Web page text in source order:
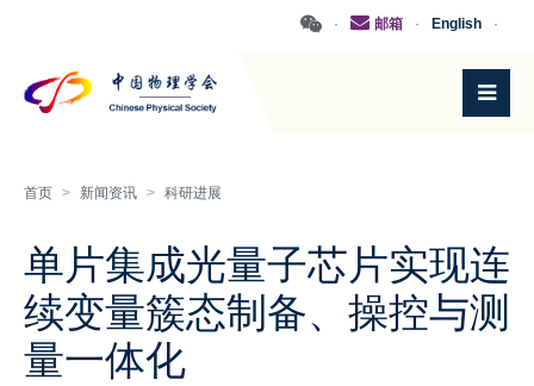
·
English
·
邮箱
·
首页 > 新闻资讯 > 科研进展
单片集成光量子芯片实现连
续变量簇态制备、操控与测
量一体化